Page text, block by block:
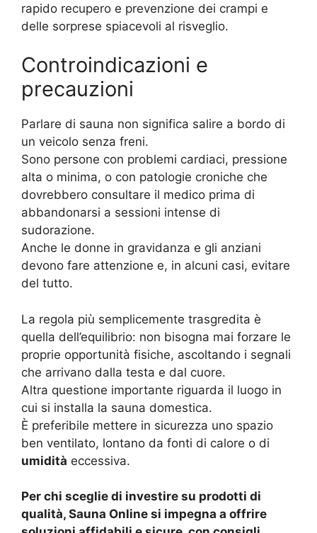
rapido recupero e prevenzione dei crampi e
delle sorprese spiacevoli al risveglio.
Controindicazioni e
precauzioni
Parlare di sauna non significa salire a bordo di
un veicolo senza freni.
Sono persone con problemi cardiaci, pressione
alta o minima, o con patologie croniche che
dovrebbero consultare il medico prima di
abbandonarsi a sessioni intense di
sudorazione.
Anche le donne in gravidanza e gli anziani
devono fare attenzione e, in alcuni casi, evitare
del tutto.
La regola più semplicemente trasgredita è
quella dell’equilibrio: non bisogna mai forzare le
proprie opportunità fisiche, ascoltando i segnali
che arrivano dalla testa e dal cuore.
Altra questione importante riguarda il luogo in
cui si installa la sauna domestica.
È preferibile mettere in sicurezza uno spazio
ben ventilato, lontano da fonti di calore o di
umidità eccessiva.
Per chi sceglie di investire su prodotti di
qualità, Sauna Online si impegna a offrire